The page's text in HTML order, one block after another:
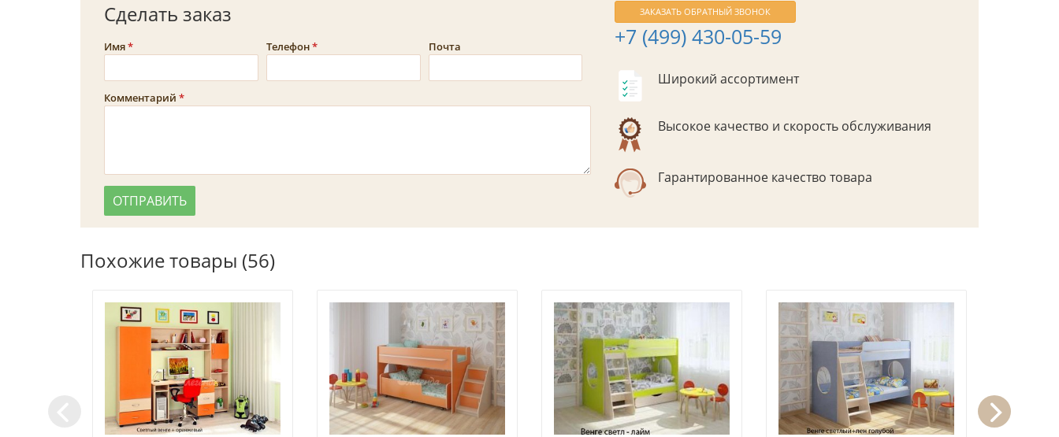
Сделать заказ
Имя Телефон Почта
Комментарий
ЗАКАЗАТЬ ОБРАТНЫЙ ЗВОНОК
+7 (499) 430-05-59
Широкий ассортимент
Высокое качество и скорость обслуживания
Гарантированное качество товара
Похожие товары (56)